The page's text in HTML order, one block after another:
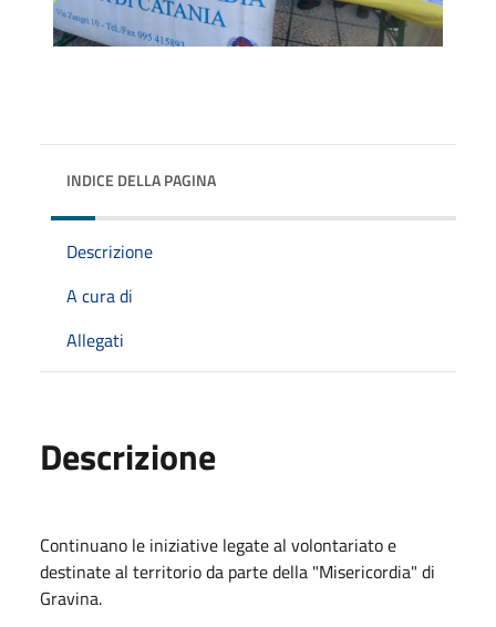
INDICE DELLA PAGINA
Descrizione
A cura di
Allegati
Descrizione
Continuano le iniziative legate al volontariato e
destinate al territorio da parte della "Misericordia" di
Gravina.